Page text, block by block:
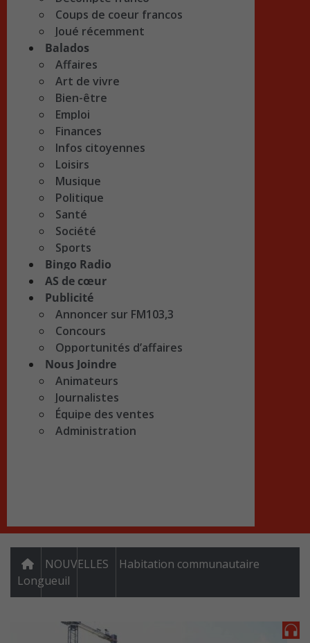
Coups de coeur francos
Joué récemment
Balados
Affaires
Art de vivre
Bien-être
Emploi
Finances
Infos citoyennes
Loisirs
Musique
Politique
Santé
Société
Sports
Bingo Radio
AS de cœur
Publicité
Annoncer sur FM103,3
Concours
Opportunités d’affaires
Nous Joindre
Animateurs
Journalistes
Équipe des ventes
Administration
NOUVELLES
Habitation communautaire
Longueuil